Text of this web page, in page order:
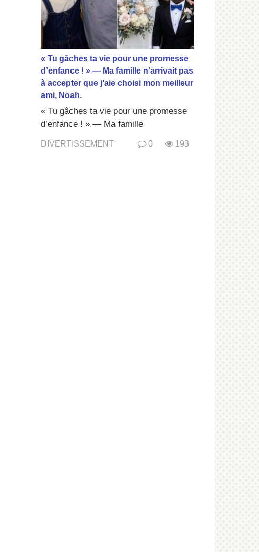
« Tu gâches ta vie pour une promesse
d’enfance ! » — Ma famille n’arrivait pas
à accepter que j’aie choisi mon meilleur
ami, Noah.
« Tu gâches ta vie pour une promesse
d’enfance ! » — Ma famille
DIVERTISSEMENT 0 193